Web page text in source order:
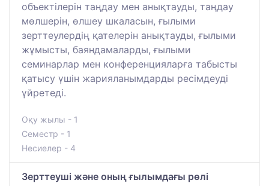
объектілерін таңдау мен анықтауды, таңдау
мөлшерін, өлшеу шкаласын, ғылыми
зерттеулердің қателерін анықтауды, ғылыми
жұмысты, баяндамаларды, ғылыми
семинарлар мен конференцияларға табысты
қатысу үшін жарияланымдарды ресімдеуді
үйретеді.
Оқу жылы - 1
Семестр - 1
Несиелер - 4
Зерттеуші және оның ғылымдағы рөлі